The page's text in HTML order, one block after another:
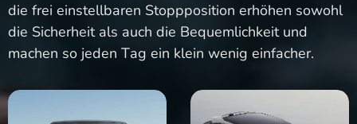
die frei einstellbaren Stoppposition erhöhen sowohl
die Sicherheit als auch die Bequemlichkeit und
machen so jeden Tag ein klein wenig einfacher.